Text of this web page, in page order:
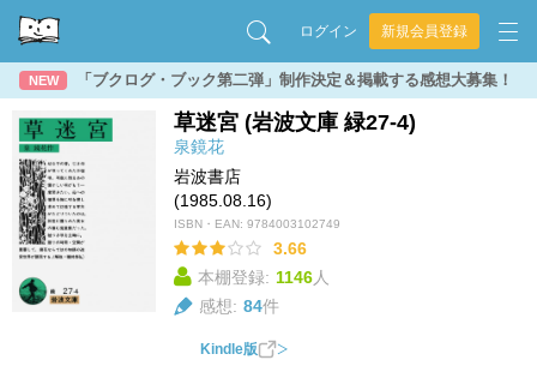
ログイン 新規会員登録
NEW 「ブクログ・ブック第二弾」制作決定＆掲載する感想大募集！
草迷宮 (岩波文庫 緑27-4)
泉鏡花
岩波書店
(1985.08.16)
ISBN・EAN: 9784003102749
3.66
本棚登録: 1146人
感想: 84件
Kindle版